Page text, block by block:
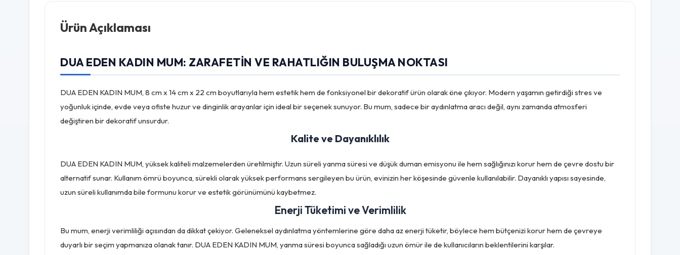
Ürün Açıklaması
DUA EDEN KADIN MUM: ZARAFETIN VE RAHATLIĞIN BULUŞMA NOKTASI
DUA EDEN KADIN MUM, 8 cm x 14 cm x 22 cm boyutlarıyla hem estetik hem de fonksiyonel bir dekoratif ürün olarak öne çıkıyor. Modern yaşamın getirdiği stres ve
yoğunluk içinde, evde veya ofiste huzur ve dinginlik arayanlar için ideal bir seçenek sunuyor. Bu mum, sadece bir aydınlatma aracı değil, aynı zamanda atmosferi
değiştiren bir dekoratif unsurdur.
Kalite ve Dayanıklılık
DUA EDEN KADIN MUM, yüksek kaliteli malzemelerden üretilmiştir. Uzun süreli yanma süresi ve düşük duman emisyonu ile hem sağlığınızı korur hem de çevre dostu bir
alternatif sunar. Kullanım ömrü boyunca, sürekli olarak yüksek performans sergileyen bu ürün, evinizin her köşesinde güvenle kullanılabilir. Dayanıklı yapısı sayesinde,
uzun süreli kullanımda bile formunu korur ve estetik görünümünü kaybetmez.
Enerji Tüketimi ve Verimlilik
Bu mum, enerji verimliliği açısından da dikkat çekiyor. Geleneksel aydınlatma yöntemlerine göre daha az enerji tüketir, böylece hem bütçenizi korur hem de çevreye
duyarlı bir seçim yapmanıza olanak tanır. DUA EDEN KADIN MUM, yanma süresi boyunca sağladığı uzun ömür ile de kullanıcıların beklentilerini karşılar.